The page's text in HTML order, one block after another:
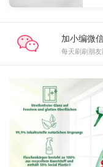
加小编微
每天刷刷朋